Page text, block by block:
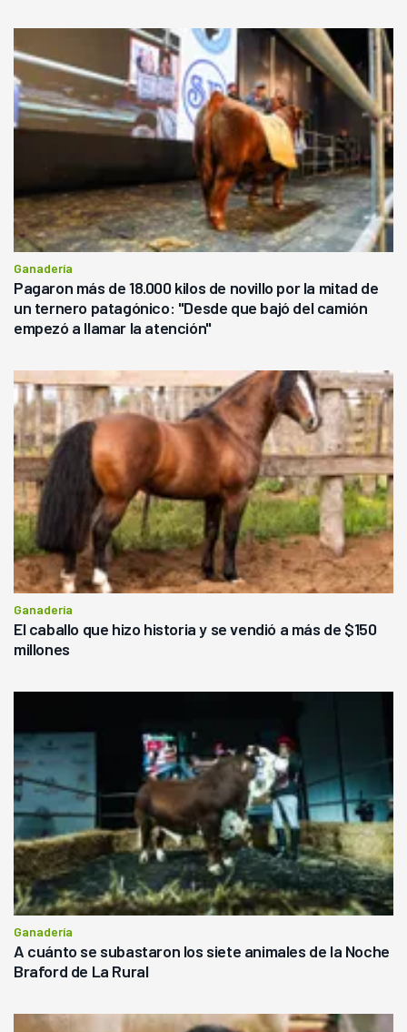
Ganadería
Pagaron más de 18.000 kilos de novillo por la mitad de
un ternero patagónico: "Desde que bajó del camión
empezó a llamar la atención"
Ganadería
El caballo que hizo historia y se vendió a más de $150
millones
Ganadería
A cuánto se subastaron los siete animales de la Noche
Braford de La Rural